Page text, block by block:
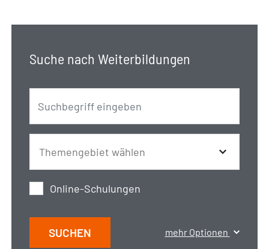
Suche nach Weiterbildungen
Online-Schulungen
SUCHEN mehr Optionen